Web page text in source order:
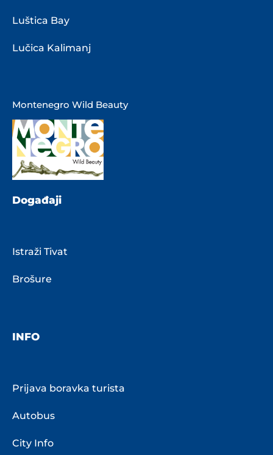
Luštica Bay
Lučica Kalimanj
Montenegro Wild Beauty
Događaji
Istraži Tivat
Brošure
INFO
Prijava boravka turista
Autobus
City Info